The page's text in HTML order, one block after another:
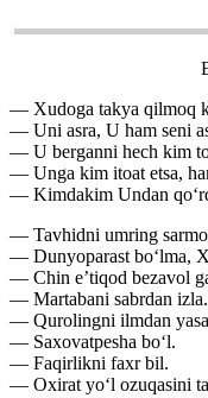
— Xudoga takya qilmoq
— Uni asra, U ham seni
— U berganni hech kim
— Unga kim itoat etsa,
— Kimdakim Undan
— Tavhidni umring
— Dunyoparast bo‘lma,
— Chin e’tiqod bezavol
— Martabani sabrdan izla.
— Qurolingni ilmdan
— Saxovatpesha bo‘l.
— Faqirlikni faxr bil.
— Oxirat yo‘l ozuqasini